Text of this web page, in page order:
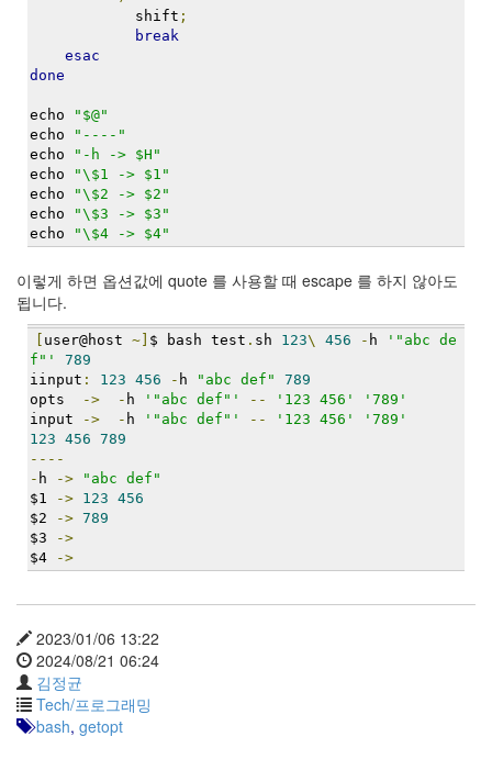
shift ;
break
esac
done
echo
"$@"
echo
"----"
echo
"-h -> $H"
echo
"\$1 -> $1"
echo
"\$2 -> $2"
echo
"\$3 -> $3"
echo
"\$4 -> $4"
이렇게 하면 옵션값에 quote 를 사용할 때 escape 를 하지 않아도
됩니다.
user@host ~] $ bash test . sh 123\ 456 - h
'"abc de
f"'
789
iinput : 123 456 - h "abc def"
789
opts
-> - h '"abc def"' -- '123 456'
'789'
input
-> - h '"abc def"' -- '123 456'
'789'
123 456 789
----
- h ->
"abc def"
$1
-> 123 456
$2
-> 789
$3
->
$4
->
2023/01/06 13:22
2024/08/21 06:24
김정균
Tech/프로그래밍
bash, getopt
1
by
김
정
균
Liitokala
6F22
충
전
지
방
전...
by
김
정
균
하
이
엑
스
빔
XPH70.2
1